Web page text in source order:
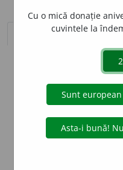
sinteza definițiilor (1)
info
Aceste
echipa
originale
preferințe
Cu o mică donație
cuvintele la